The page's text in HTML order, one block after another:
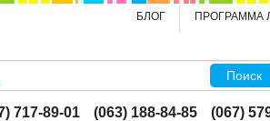
ПРОГРАММА
БЛОГ
Поиск
717-89-01 (063) 188-84-85 (067)